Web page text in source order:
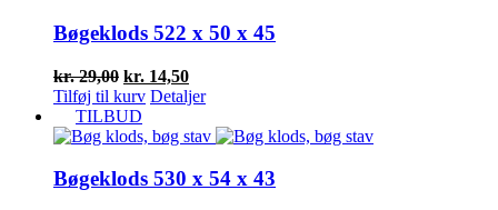
Bøgeklods 522 x 50 x 45
kr.29,00 Den
oprindelige
pris
var:
kr. 14,50Den
aktuelle
er:
Tilføj til kurv Detaljer
TILBUD
Bøgeklods 530 x 54 x 43